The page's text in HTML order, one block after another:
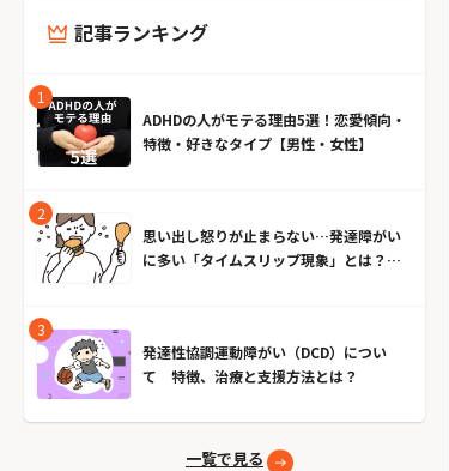
記事ランキング
ADHDの人がモテる理由5選！恋愛傾向・
特徴・好きなタイプ【男性・女性】
思い出し怒りが止まらない…発達障がい
に多い「タイムスリップ現象」とは？原
発達性協調運動障がい（DCD）につい
て 特徴、治療と支援方法とは？
一覧で見る